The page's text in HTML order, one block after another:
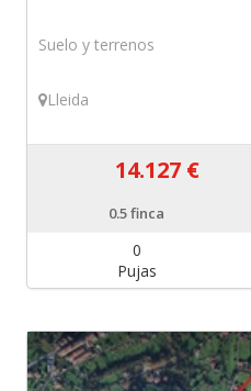
Suelo y terrenos
Lleida
14.127 €
0.5finca
0
Pujas